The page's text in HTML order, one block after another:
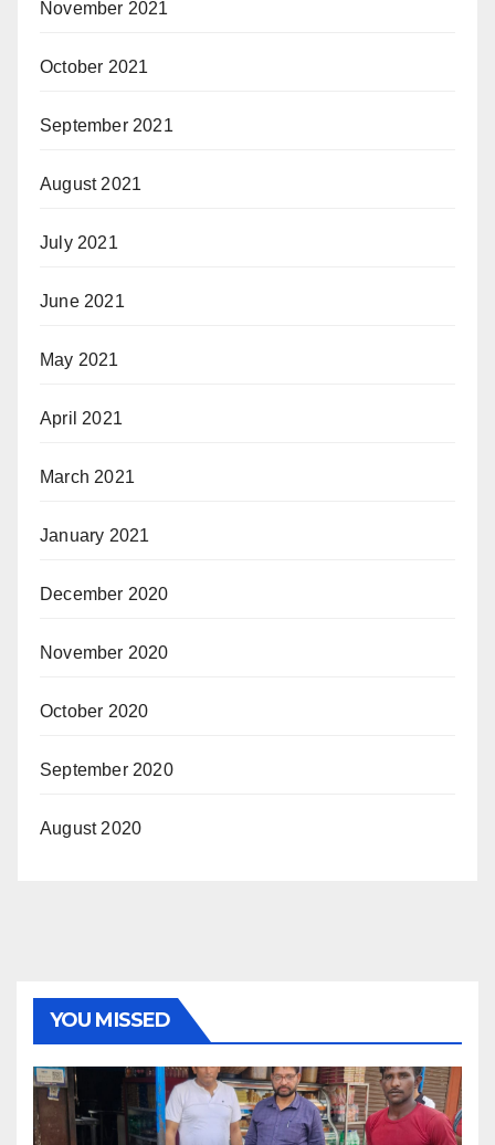
November 2021
October 2021
September 2021
August 2021
July 2021
June 2021
May 2021
April 2021
March 2021
January 2021
December 2020
November 2020
October 2020
September 2020
August 2020
YOU MISSED